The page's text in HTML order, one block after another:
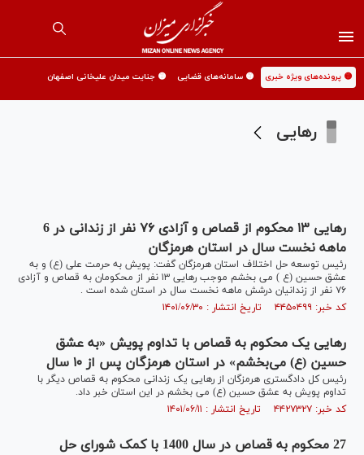
🟡 پرونده‌های ویژه خبری 🟡 سامانه‌های قضایی 🟡 جنایت میدان علیخانی اصفهان
رهایی
رهایی ۱۳ محکوم از قصاص و آزادی ۷۶ نفر از زندانی در 6
ماهه نخست سال در استان هرمزگان
رئیس توسعه حل اختلاف استان هرمزگان گفت: پویش به حرمت علی (ع) و به
عشق حسین (ع ) می بخشم موجب رهایی ۱۳ نفر از محکومان به قصاص و آزادی
۷۶ نفر از زندانیان درشش ماهه نخست سال در استان شده است .
کد خبر: ۴۴۵۰۴۹۹ تاریخ انتشار : ۱۴۰۱/۰۶/۳۰
رهایی یک محکوم به قصاص با تداوم پویش «به عشق
حسین (ع) می‌بخشم» در استان هرمزگان پس از ۱۰ سال
رئیس کل دادگستری هرمزگان از رهایی یک زندانی محکوم به قصاص دیگر با
تداوم پویش به عشق حسین (ع) می بخشم در این استان خبر داد.
کد خبر: ۴۴۲۷۳۲۷ تاریخ انتشار : ۱۴۰۱/۰۶/۱۱
27 محکوم به قصاص در سال 1400 با کمک شورای حل